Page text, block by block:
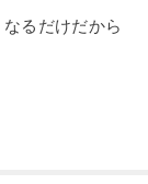
るだけだから